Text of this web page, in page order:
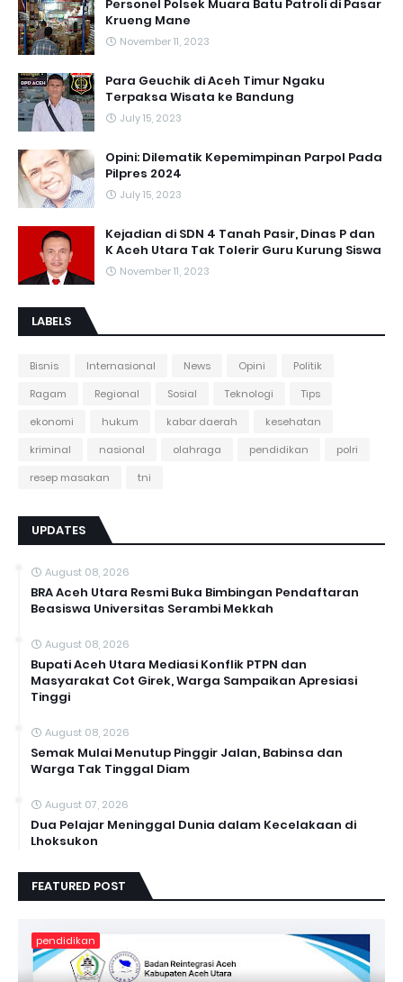
Personel Polsek Muara Batu Patroli di Pasar
Krueng Mane
November 11, 2023
Para Geuchik di Aceh Timur Ngaku
Terpaksa Wisata ke Bandung
July 15, 2023
Opini: Dilematik Kepemimpinan Parpol Pada
Pilpres 2024
July 15, 2023
Kejadian di SDN 4 Tanah Pasir, Dinas P dan
K Aceh Utara Tak Tolerir Guru Kurung Siswa
November 11, 2023
LABELS
Bisnis Internasional News Opini
Politik
Ragam
Regional Sosial Teknologi
Tips
ekonomi
hukum kabar daerah
kesehatan
kriminal
nasional olahraga pendidikan
polri
resep masakan
tni
UPDATES
August 08, 2026
BRA Aceh Utara Resmi Buka Bimbingan Pendaftaran
Beasiswa Universitas Serambi Mekkah
August 08, 2026
Bupati Aceh Utara Mediasi Konflik PTPN dan
Masyarakat Cot Girek, Warga Sampaikan Apresiasi
Tinggi
August 08, 2026
Semak Mulai Menutup Pinggir Jalan, Babinsa dan
Warga Tak Tinggal Diam
August 07, 2026
Dua Pelajar Meninggal Dunia dalam Kecelakaan di
Lhoksukon
FEATURED POST
pendidikan